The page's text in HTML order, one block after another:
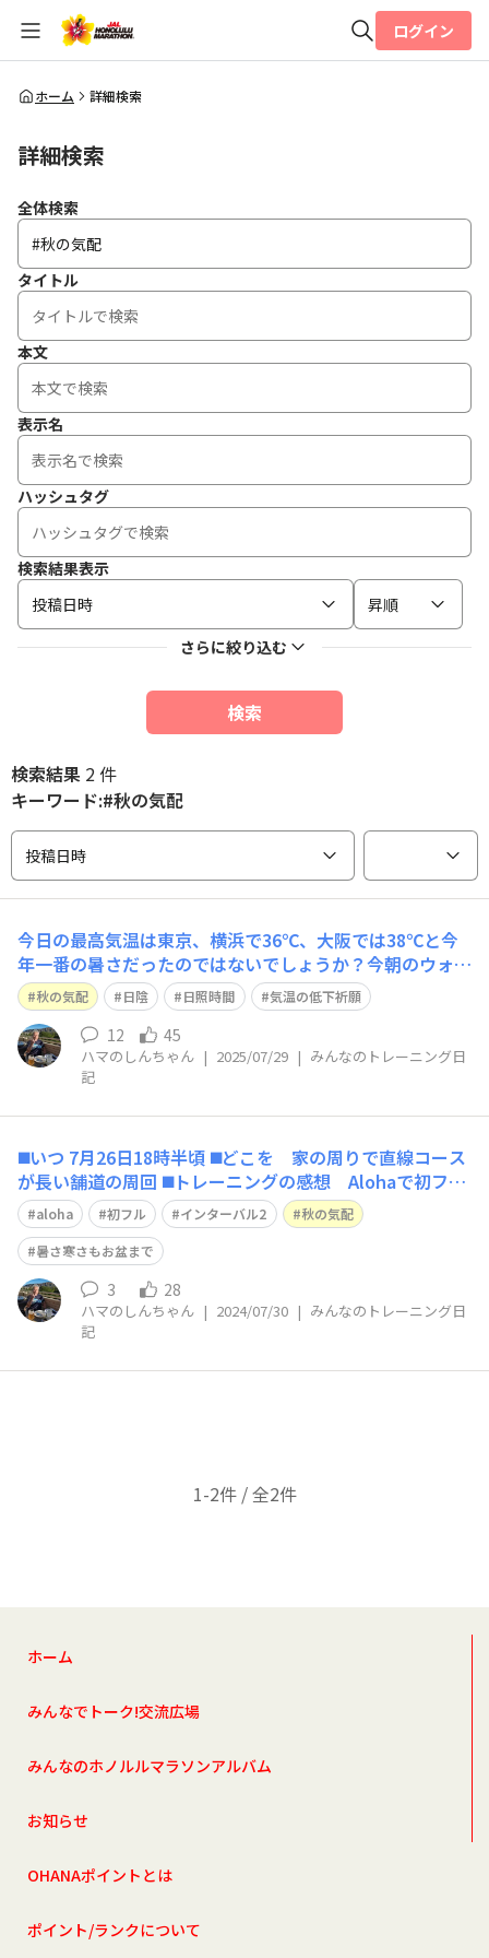
全体検索
ログイン
ホーム 詳細検索
詳細検索
全体検索
タイトル
本文
表示名
ハッシュタグ
検索結果表示
投稿日時
昇順
さらに絞り込む
検索
検索結果 2 件
キーワード:#秋の気配
投稿日時
今日の最高気温は東京、横浜で36℃、大阪では38℃と今
年一番の暑さだったのではないでしょうか？今朝のウォー
キングで感じましたのは同じ時間でも日陰が長く、日陰と
なる面積が多くなった、ということでした。今年の夏至は
6月21日ですからもう１カ月以上経過しているので当たり
前でしょうが、急に日影が多くなったと
秋の気配 日陰 日照時間 気温の低下祈願
12 45
ハマのしんちゃん | 2025/07/29 | みんなのトレーニング日
記
◼️いつ 7月26日18時半頃 ◼️どこを 家の周りで直線コース
が長い舗道の周回 ◼️トレーニングの感想 Alohaで初フ
ル・インターバル2は予想通り、インターバル1よりきつ
かった。しかも、インターバル1の日よりも同じ時間でさ
らに暑かった。 ◼️OHANAの皆さんに一言 明日で7月末、
今日
aloha 初フル インターバル2
秋の気配
暑さ寒さもお盆まで
3 28
ハマのしんちゃん | 2024/07/30 | みんなのトレーニング日
記
1-2件 / 全2件
ホーム
みんなでトーク!交流広場
みんなのホノルルマラソンアルバム
お知らせ
OHANAポイントとは
ポイント/ランクについて